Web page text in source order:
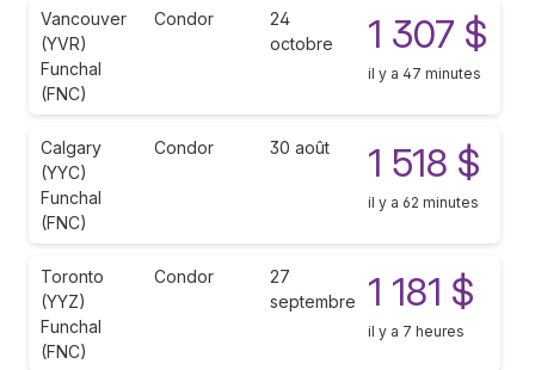
Vancouver
(YVR)
Funchal
(FNC)
Condor
24
octobre
1 307 $
il y a 47 minutes
Calgary
(YYC)
Funchal
(FNC)
Condor 30 août 1 518 $
il y a 62 minutes
Toronto
(YYZ)
Funchal
(FNC)
Condor
27
septembre
1 181 $
il y a 7 heures